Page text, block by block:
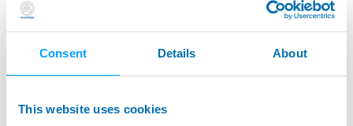
Consent Details About
This website uses cookies